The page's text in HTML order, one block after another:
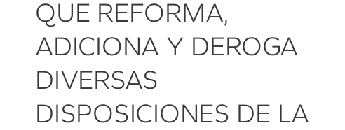
QUE REFORMA,
ADICIONA Y DEROGA
DIVERSAS
DISPOSICIONES DE LA